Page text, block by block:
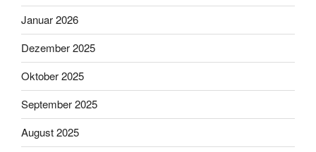
Januar 2026
Dezember 2025
Oktober 2025
September 2025
August 2025